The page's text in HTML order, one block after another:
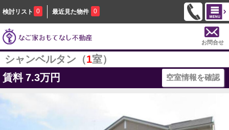
検討リスト 0 最近見た物件 0
お問合せ
シャンベルタン（1室）
賃料 7.3万円 空室情報を確認